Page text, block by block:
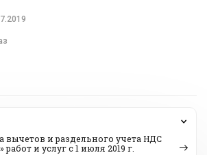
вычетов и раздельного учета НДС
работ и услуг с 1 июля 2019 г.